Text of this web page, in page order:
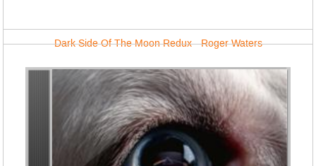
Dark Side Of The Moon Redux - Roger Waters